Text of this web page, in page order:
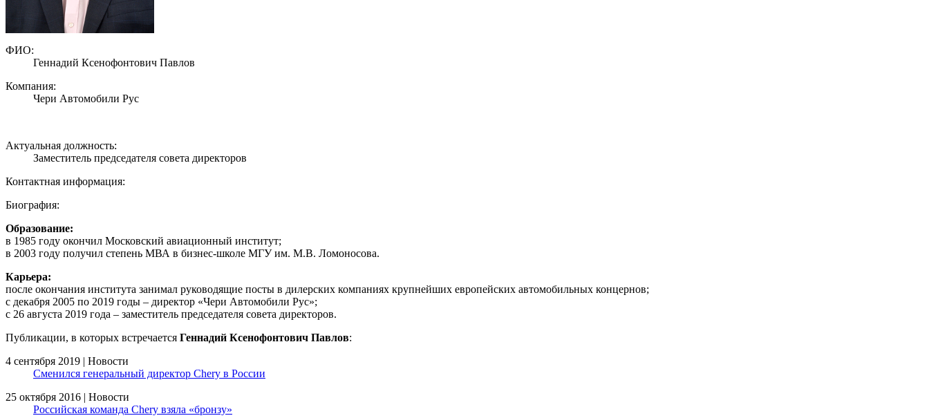
ФИО:
Геннадий Ксенофонтович Павлов
Компания:
Чери Автомобили Рус
Актуальная должность:
Заместитель председателя совета директоров
Контактная информация:
Биография:
Образование:
в 1985 году окончил Московский авиационный институт;
в 2003 году получил степень МВА в бизнес-школе МГУ им. М.В. Ломоносова.
Карьера:
после окончания института занимал руководящие посты в дилерских компаниях крупнейших европейских автомобильных концернов;
с декабря 2005 по 2019 годы – директор «Чери Автомобили Рус»;
с 26 августа 2019 года – заместитель председателя совета директоров.
Публикации, в которых встречается Геннадий Ксенофонтович Павлов:
4 сентября 2019 | Новости
Сменился генеральный директор Chery в России
25 октября 2016 | Новости
Российская команда Chery взяла «бронзу»